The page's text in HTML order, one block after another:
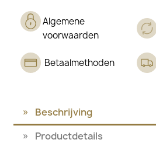
Algemene
voorwaarden
Betaalmethoden
Beschrijving
Productdetails